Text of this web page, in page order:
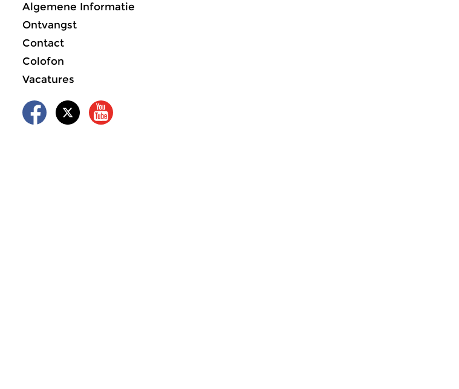
Algemene Informatie
Ontvangst
Contact
Colofon
Vacatures